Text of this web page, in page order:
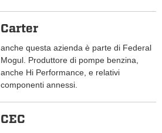
Carter
anche questa azienda è parte di Federal
Mogul. Produttore di pompe benzina,
anche Hi Performance, e relativi
componenti annessi.
CEC